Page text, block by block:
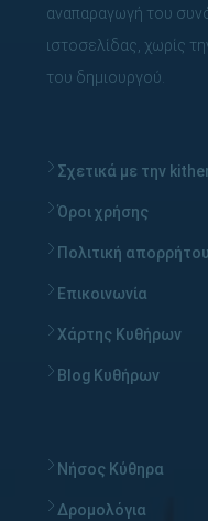
αναπαραγωγή του
ιστοσελίδας, χωρίς
του δημιουργού.
Σχετικά με την
Όροι χρήσης
Πολιτική απορρήτου
Επικοινωνία
Χάρτης Κυθήρων
Blog Κυθήρων
Νήσος Κύθηρα
Δρομολόγια